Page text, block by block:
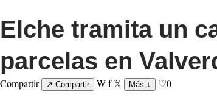
Elche tramita un
parcelas en
Compartir ↗ Compartir Wf 𝕏 Más ↓ ♡0